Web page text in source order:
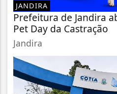
JANDIRA
Prefeitura de Jandira
Pet Day da Castração
Jandira